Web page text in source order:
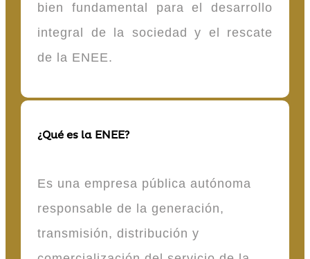
bien fundamental para el desarrollo
integral de la sociedad y el rescate
de la ENEE.
¿Qué es la ENEE?
Es una empresa pública autónoma
responsable de la generación,
transmisión, distribución y